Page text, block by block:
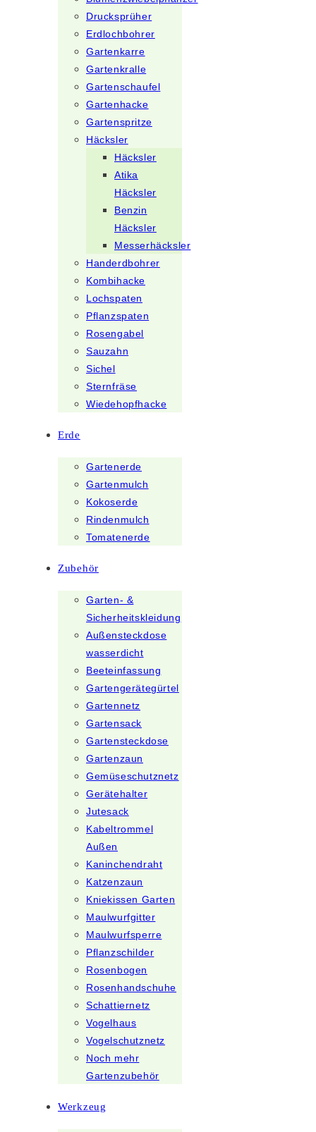
Drucksprüher
Erdlochbohrer
Gartenkarre
Gartenkralle
Gartenschaufel
Gartenhacke
Gartenspritze
Häcksler
Häcksler
Atika
Häcksler
Benzin
Häcksler
Messerhäcksler
Handerdbohrer
Kombihacke
Lochspaten
Pflanzspaten
Rosengabel
Sauzahn
Sichel
Sternfräse
Wiedehopfhacke
Erde
Gartenerde
Gartenmulch
Kokoserde
Rindenmulch
Tomatenerde
Zubehör
Garten- &
Sicherheitskleidung
Außensteckdose
wasserdicht
Beeteinfassung
Gartengerätegürtel
Gartennetz
Gartensack
Gartensteckdose
Gartenzaun
Gemüseschutznetz
Gerätehalter
Jutesack
Kabeltrommel
Außen
Kaninchendraht
Katzenzaun
Kniekissen Garten
Maulwurfgitter
Maulwurfsperre
Pflanzschilder
Rosenbogen
Rosenhandschuhe
Schattiernetz
Vogelhaus
Vogelschutznetz
Noch mehr
Gartenzubehör
Werkzeug